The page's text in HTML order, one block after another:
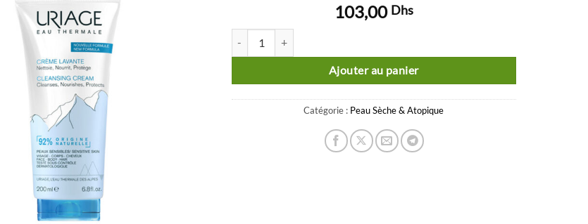
103,00 Dhs
Ajouter au panier
Catégorie : Peau Sèche & Atopique